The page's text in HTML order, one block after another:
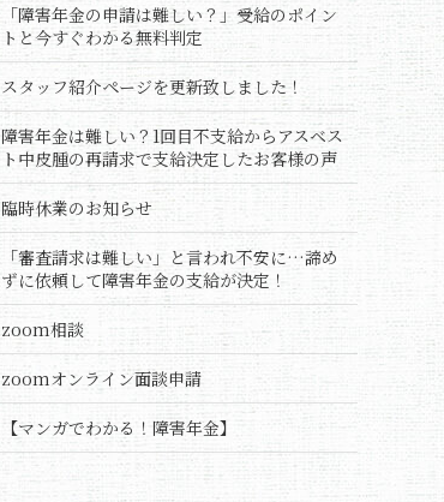
「障害年金の申請は難しい？」受給のポイン
トと今すぐわかる無料判定
スタッフ紹介ページを更新致しました！
障害年金は難しい？1回目不支給からアスベス
ト中皮腫の再請求で支給決定したお客様の声
臨時休業のお知らせ
「審査請求は難しい」と言われ不安に…諦め
ずに依頼して障害年金の支給が決定！
zoom相談
zoomオンライン面談申請
【マンガでわかる！障害年金】